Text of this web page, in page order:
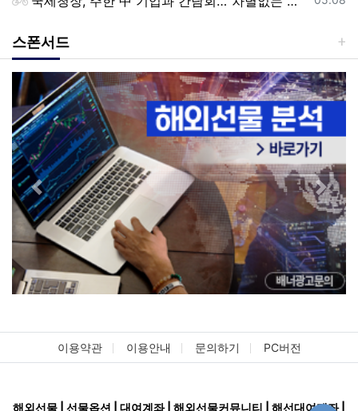
스폰서드
Previous Next
이용약관 이용안내 문의하기 PC버전
해외선물 | 선물옵션 | 대여계좌 | 해외선물커뮤니티 | 해선대여계좌 |